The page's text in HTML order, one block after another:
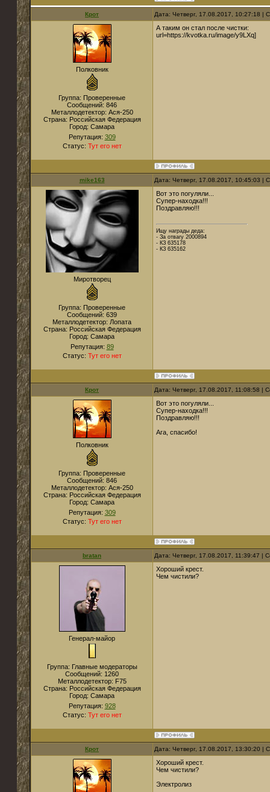
Крот Дата: Четверг, 17.08.2017, 10:27:18 |
Полковник
Группа: Проверенные
Сообщений: 846
Металлодетектор: Ася-250
Страна: Российская Федерация
Город: Самара
Репутация: 309
Статус: Тут его нет
А таким он стал после чистки:
url=https://kvotka.ru/image/y9LXq]
mike163 Дата: Четверг, 17.08.2017, 10:45:03 |
Миротворец
Группа: Проверенные
Сообщений: 639
Металлодетектор: Лопата
Страна: Российская Федерация
Город: Самара
Репутация: 89
Статус: Тут его нет
Вот это погуляли...
Супер-находка!!!
Поздравляю!!!
Ищу награды деда:
- За отвагу 2000894
- КЗ 635178
- КЗ 635162
Крот Дата: Четверг, 17.08.2017, 11:08:58 |
Полковник
Группа: Проверенные
Сообщений: 846
Металлодетектор: Ася-250
Страна: Российская Федерация
Город: Самара
Репутация: 309
Статус: Тут его нет
Вот это погуляли...
Супер-находка!!!
Поздравляю!!!
Ага, спасибо!
bratan Дата: Четверг, 17.08.2017, 11:39:47 |
Генерал-майор
Группа: Главные модераторы
Сообщений: 1260
Металлодетектор: F75
Страна: Российская Федерация
Город: Самара
Репутация: 928
Статус: Тут его нет
Хороший крест.
Чем чистили?
Крот Дата: Четверг, 17.08.2017, 13:30:20 |
Хороший крест.
Чем чистили?
Электролиз